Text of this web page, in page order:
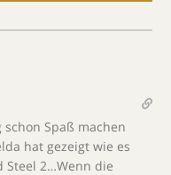
Spaß machen
hat gezeigt wie es
Steel 2…Wenn die